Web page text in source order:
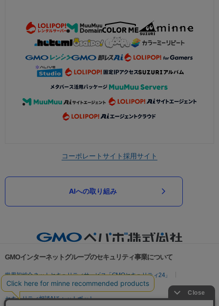
コーポレートサイト採用サイト
AIへの取り組み
GMOインターネットグループのセキュリティ事業について
世界初総合ネットセキュリティサービス「GMOセキュリティ24」
パスワード漏洩診断
Webサイトリスク診断
セキュリティ相談AIチャットボット